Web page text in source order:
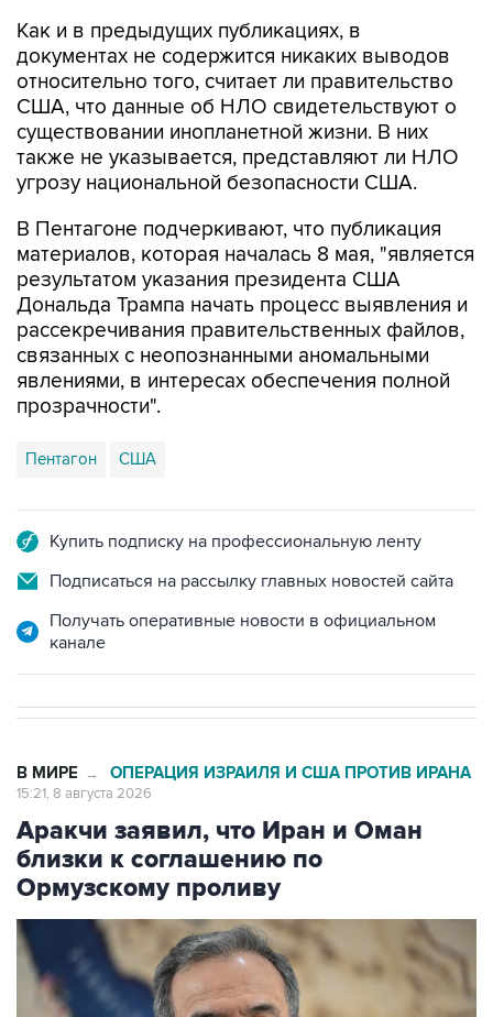
Как и в предыдущих публикациях, в
документах не содержится никаких выводов
относительно того, считает ли правительство
США, что данные об НЛО свидетельствуют о
существовании инопланетной жизни. В них
также не указывается, представляют ли НЛО
угрозу национальной безопасности США.
В Пентагоне подчеркивают, что публикация
материалов, которая началась 8 мая, "является
результатом указания президента США
Дональда Трампа начать процесс выявления и
рассекречивания правительственных файлов,
связанных с неопознанными аномальными
явлениями, в интересах обеспечения полной
прозрачности".
Пентагон США
Купить подписку на профессиональную ленту
Подписаться на рассылку главных новостей сайта
Получать оперативные новости в официальном
канале
В МИРЕ → ОПЕРАЦИЯ ИЗРАИЛЯ И США ПРОТИВ ИРАНА
15:21, 8 августа 2026
Аракчи заявил, что Иран и Оман
близки к соглашению по
Ормузскому проливу